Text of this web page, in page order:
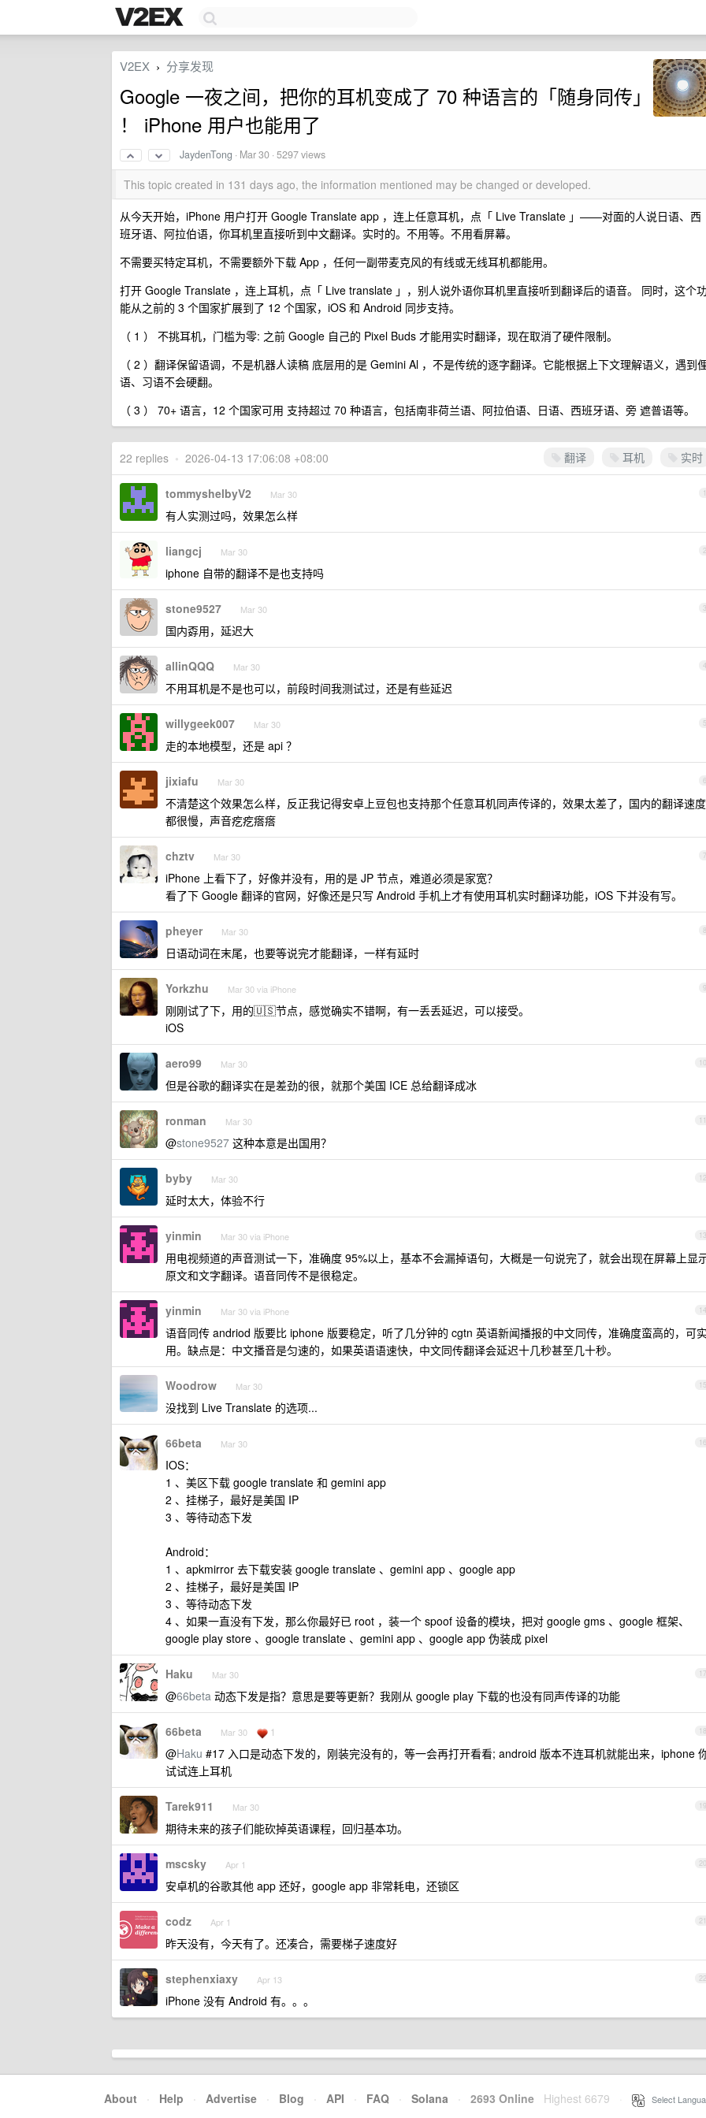
V2EX › 分享发现
Google 一夜之间，把你的耳机变成了 70 种语言的「随身同传」
！ iPhone 用户也能用了
JaydenTong · Mar 30 · 5297 views
This topic created in 131 days ago, the information mentioned may be changed or developed.
从今天开始，iPhone 用户打开 Google Translate app ，连上任意耳机，点「 Live Translate 」——对面的人说日语、西
班牙语、阿拉伯语，你耳机里直接听到中文翻译。实时的。不用等。不用看屏幕。
不需要买特定耳机，不需要额外下载 App ，任何一副带麦克风的有线或无线耳机都能用。
打开 Google Translate ，连上耳机，点「 Live translate 」，别人说外语你耳机里直接听到翻译后的语音。 同时，这个
能从之前的 3 个国家扩展到了 12 个国家，iOS 和 Android 同步支持。
（ 1 ） 不挑耳机，门槛为零: 之前 Google 自己的 Pixel Buds 才能用实时翻译，现在取消了硬件限制。
（ 2 ）翻译保留语调，不是机器人读稿 底层用的是 Gemini Al ，不是传统的逐字翻译。它能根据上下文理解语义，遇到
语、习语不会硬翻。
（ 3 ） 70+ 语言，12 个国家可用 支持超过 70 种语言，包括南非荷兰语、阿拉伯语、日语、西班牙语、旁 遮普语等。
翻译 耳机 实时
22 replies • 2026-04-13 17:06:08 +08:00
1
tommyshelbyV2 Mar 30
有人实测过吗，效果怎么样
2
liangcj Mar 30
iphone 自带的翻译不是也支持吗
3
stone9527 Mar 30
国内孬用，延迟大
4
allinQQQ Mar 30
不用耳机是不是也可以，前段时间我测试过，还是有些延迟
5
willygeek007 Mar 30
走的本地模型，还是 api ？
6
jixiafu Mar 30
不清楚这个效果怎么样，反正我记得安卓上豆包也支持那个任意耳机同声传译的，效果太差了，国内的翻译速度
都很慢，声音疙疙瘩瘩
7
chztv Mar 30
iPhone 上看下了，好像并没有，用的是 JP 节点，难道必须是家宽？
看了下 Google 翻译的官网，好像还是只写 Android 手机上才有使用耳机实时翻译功能，iOS 下并没有写。
8
pheyer Mar 30
日语动词在末尾，也要等说完才能翻译，一样有延时
9
Yorkzhu Mar 30 via iPhone
刚刚试了下，用的🇺🇸节点，感觉确实不错啊，有一丢丢延迟，可以接受。
iOS
10
aero99 Mar 30
但是谷歌的翻译实在是差劲的很，就那个美国 ICE 总给翻译成冰
11
ronman Mar 30
@stone9527 这种本意是出国用？
12
byby Mar 30
延时太大，体验不行
13
yinmin Mar 30 via iPhone
用电视频道的声音测试一下，准确度 95%以上，基本不会漏掉语句，大概是一句说完了，就会出现在屏幕上显
原文和文字翻译。语音同传不是很稳定。
14
yinmin Mar 30 via iPhone
语音同传 andriod 版要比 iphone 版要稳定，听了几分钟的 cgtn 英语新闻播报的中文同传，准确度蛮高的，可实
用。缺点是：中文播音是匀速的，如果英语语速快，中文同传翻译会延迟十几秒甚至几十秒。
15
Woodrow Mar 30
没找到 Live Translate 的选项...
16
66beta Mar 30
IOS：
1 、美区下载 google translate 和 gemini app
2 、挂梯子，最好是美国 IP
3 、等待动态下发
Android：
1 、apkmirror 去下载安装 google translate 、gemini app 、google app
2 、挂梯子，最好是美国 IP
3 、等待动态下发
4 、如果一直没有下发，那么你最好已 root ，装一个 spoof 设备的模块，把对 google gms 、google 框架、
google play store 、google translate 、gemini app 、google app 伪装成 pixel
17
Haku Mar 30
@66beta 动态下发是指？意思是要等更新？我刚从 google play 下载的也没有同声传译的功能
18
66beta Mar 30 1
@Haku #17 入口是动态下发的，刚装完没有的，等一会再打开看看; android 版本不连耳机就能出来，iphone
试试连上耳机
19
Tarek911 Mar 30
期待未来的孩子们能砍掉英语课程，回归基本功。
20
mscsky Apr 1
安卓机的谷歌其他 app 还好，google app 非常耗电，还锁区
21
codz Apr 1
昨天没有，今天有了。还凑合，需要梯子速度好
22
stephenxiaxy Apr 13
iPhone 没有 Android 有。。。
About · Help · Advertise · Blog · API · FAQ · Solana · 2693 Online Highest 6679 Select